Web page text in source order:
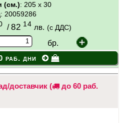
(см.): 205 х 30
: 20059286
/82 14 лв. (с ДДС)
бр.
раб. дни
доставчик (
до 60 раб.